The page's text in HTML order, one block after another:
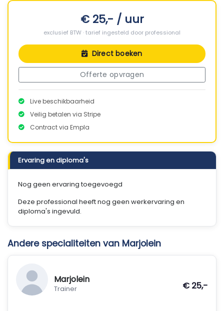
€ 25,- / uur
exclusief BTW · tarief ingesteld door professional
Direct boeken
Offerte opvragen
Live beschikbaarheid
Veilig betalen via Stripe
Contract via Empla
Ervaring en diploma's
Nog geen ervaring toegevoegd
Deze professional heeft nog geen werkervaring en
diploma's ingevuld.
Andere specialiteiten van Marjolein
Marjolein
Trainer € 25,-